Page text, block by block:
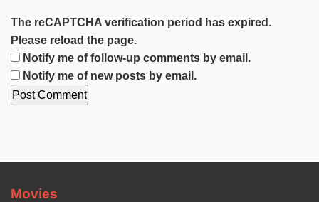
The reCAPTCHA verification period has expired.
Please reload the page.
Notify me of follow-up comments by email.
Notify me of new posts by email.
Movies